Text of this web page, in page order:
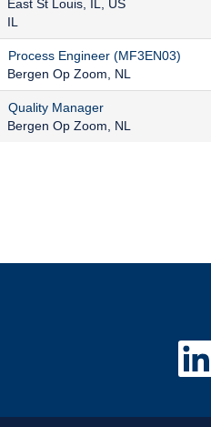
East St Louis, IL, US
IL
Process Engineer (MF3EN03)
Bergen Op Zoom, NL
Quality Manager
Bergen Op Zoom, NL
在
新
项
打